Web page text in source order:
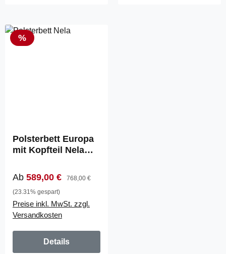
Rabatt
%
Polsterbett Europa
mit Kopfteil Nela
Verkaufspreis:
Ab 589,00 € Regulärer Preis:
768,00 €
(23.31% gespart)
Preise inkl. MwSt. zzgl.
Versandkosten
Details